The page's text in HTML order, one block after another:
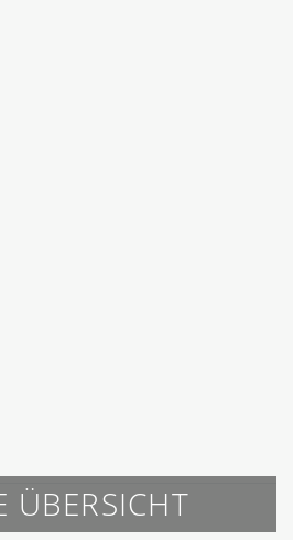
ÜBERSICHT